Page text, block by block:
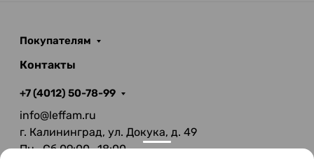
Покупателям
Контакты
+7 (4012) 50-78-99
info@leffam.ru
г. Калининград, ул. Докука, д. 49
Пн—Сб 09:00—18:00